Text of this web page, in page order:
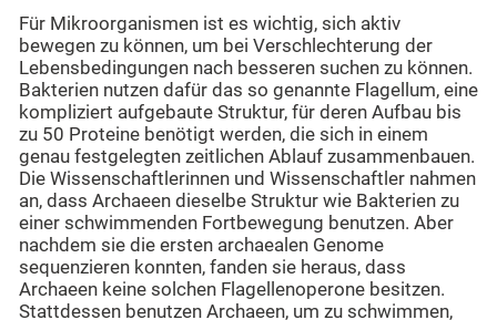
Für Mikroorganismen ist es wichtig, sich aktiv
bewegen zu können, um bei Verschlechterung der
Lebensbedingungen nach besseren suchen zu können.
Bakterien nutzen dafür das so genannte Flagellum, eine
kompliziert aufgebaute Struktur, für deren Aufbau bis
zu 50 Proteine benötigt werden, die sich in einem
genau festgelegten zeitlichen Ablauf zusammenbauen.
Die Wissenschaftlerinnen und Wissenschaftler nahmen
an, dass Archaeen dieselbe Struktur wie Bakterien zu
einer schwimmenden Fortbewegung benutzen. Aber
nachdem sie die ersten archaealen Genome
sequenzieren konnten, fanden sie heraus, dass
Archaeen keine solchen Flagellenoperone besitzen.
Stattdessen benutzen Archaeen, um zu schwimmen,